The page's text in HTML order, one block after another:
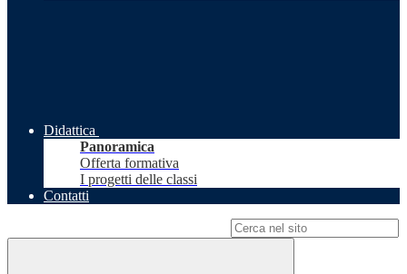
Didattica
Panoramica
Offerta formativa
I progetti delle classi
Contatti